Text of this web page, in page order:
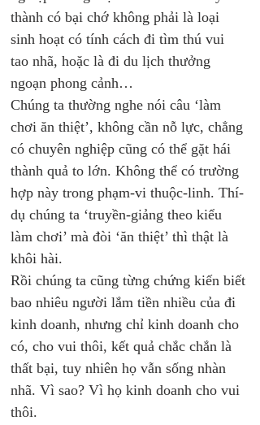
thành có bại chớ không phải là loại
sinh hoạt có tính cách đi tìm thú vui
tao nhã, hoặc là đi du lịch thưởng
ngoạn phong cảnh…
Chúng ta thường nghe nói câu ‘làm
chơi ăn thiệt’, không cần nỗ lực, chẳng
có chuyên nghiệp cũng có thể gặt hái
thành quả to lớn. Không thể có trường
hợp này trong phạm-vi thuộc-linh. Thí-
dụ chúng ta ‘truyền-giảng theo kiểu
làm chơi’ mà đòi ‘ăn thiệt’ thì thật là
khôi hài.
Rồi chúng ta cũng từng chứng kiến biết
bao nhiêu người lắm tiền nhiều của đi
kinh doanh, nhưng chỉ kinh doanh cho
có, cho vui thôi, kết quả chắc chắn là
thất bại, tuy nhiên họ vẫn sống nhàn
nhã. Vì sao? Vì họ kinh doanh cho vui
thôi.